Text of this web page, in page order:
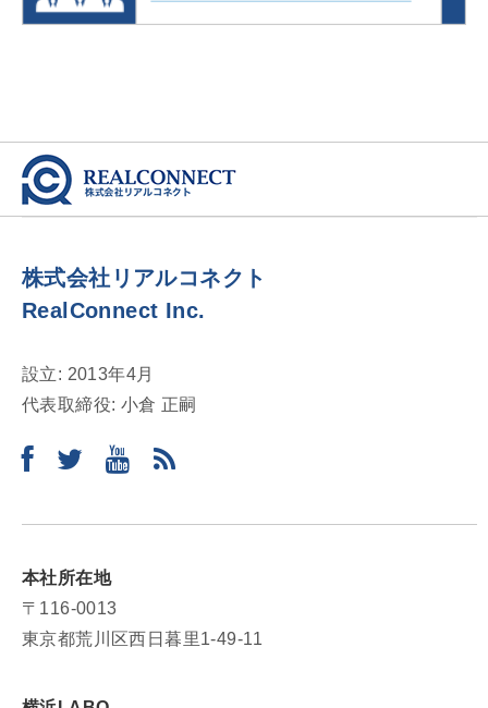
株式会社リアルコネクト
RealConnect Inc.
設立: 2013年4月
代表取締役: 小倉 正嗣
本社所在地
〒116-0013
東京都荒川区西日暮里1-49-11